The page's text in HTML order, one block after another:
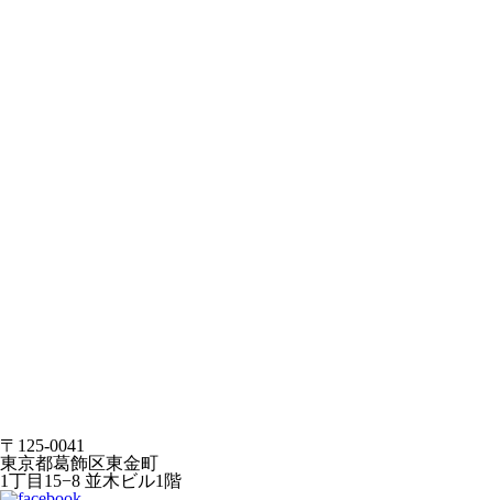
〒125-0041
東京都葛飾区東金町
1丁目15−8 並木ビル1階